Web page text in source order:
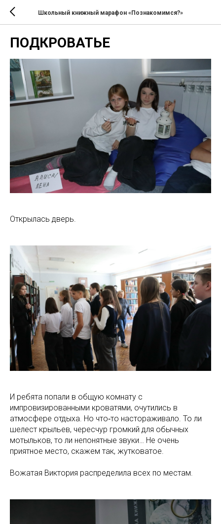
Школьный книжный марафон «Познакомимся?»
ПОДКРОВАТЬЕ
Открылась дверь.
И ребята попали в общую комнату с
импровизированными кроватями, очутились в
атмосфере отдыха. Но что‑то настораживало. То ли
шелест крыльев, чересчур громкий для обычных
мотыльков, то ли непонятные звуки… Не очень
приятное место, скажем так, жутковатое.
Вожатая Виктория распределила всех по местам.